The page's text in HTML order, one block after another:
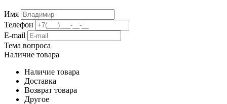
Имя
Телефон
E-mail
Тема вопроса
Наличие товара
Наличие товара
Доставка
Возврат товара
Другое